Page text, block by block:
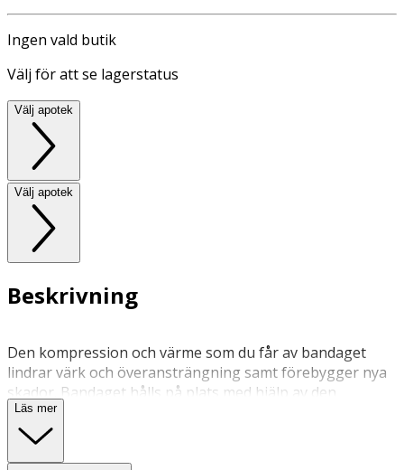
Ingen vald butik
Välj för att se lagerstatus
Välj apotek
Välj apotek
Beskrivning
Den kompression och värme som du får av bandaget
lindrar värk och överansträngning samt förebygger nya
skador. Bandaget hålls på plats med hjälp av den
anatomiska passformen och de två stödskenorna.
Bandaget passar både höger och vänster knä.
Läs mer